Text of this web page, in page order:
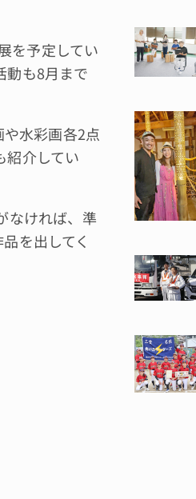
を予定してい
動も8月まで
水彩画各2点
紹介してい
なければ、準
を出してく